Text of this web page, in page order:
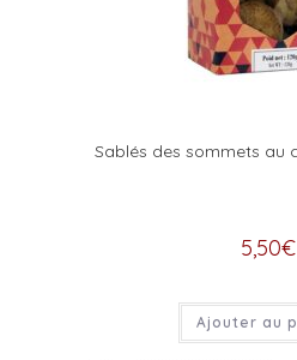
Sablés des sommets au
5,50€
Ajouter au